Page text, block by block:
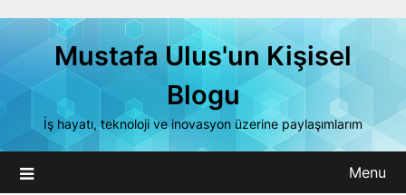
Mustafa Ulus'un Kişisel
Blogu
İş hayatı, teknoloji ve inovasyon üzerine paylaşımlarım
Menu